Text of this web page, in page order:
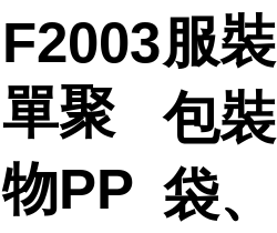
F2003
單聚
物PP
服裝
包裝
袋、